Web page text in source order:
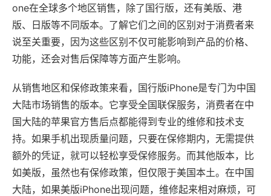
one在全球多个地区销售，除了国行版，还有美版、港
版、日版等不同版本。了解它们之间的区别对于消费者来
说至关重要，因为这些区别不仅可能影响到产品的价格、
功能，还会对售后保障等方面产生影响。
从销售地区和保修政策来看，国行版iPhone是专门为中国
大陆市场销售的版本。它享受全国联保服务，消费者在中
国大陆的苹果官方售后点都能得到专业的维修和技术支
持。如果手机出现质量问题，只要在保修期内，无需提供
额外的凭证，就可以轻松享受保修服务。而其他版本，比
如美版，虽然也有保修政策，但仅限于美国本土。在中国
大陆，如果美版iPhone出现问题，维修起来相对麻烦，可